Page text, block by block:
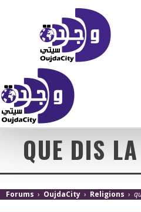
QUE DIS
Forums › OujdaCity › Religions ›